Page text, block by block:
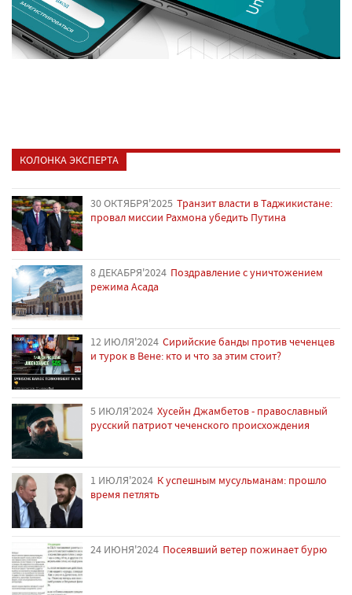
КОЛОНКА ЭКСПЕРТА
30 ОКТЯБРЯ'2025 Транзит власти в Таджикистане:
провал миссии Рахмона убедить Путина
8 ДЕКАБРЯ'2024 Поздравление с уничтожением
режима Асада
12 ИЮЛЯ'2024 Сирийские банды против чеченцев
и турок в Вене: кто и что за этим стоит?
5 ИЮЛЯ'2024 Хусейн Джамбетов - православный
русский патриот чеченского происхождения
1 ИЮЛЯ'2024 К успешным мусульманам: прошло
время петлять
24 ИЮНЯ'2024 Посеявший ветер пожинает бурю